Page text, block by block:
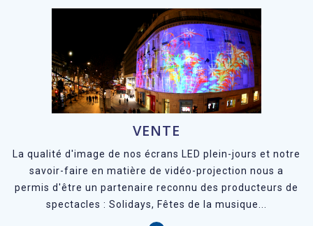
VENTE
La qualité d'image de nos écrans LED plein-jours et notre
savoir-faire en matière de vidéo-projection nous a
permis d'être un partenaire reconnu des producteurs de
spectacles : Solidays, Fêtes de la musique...